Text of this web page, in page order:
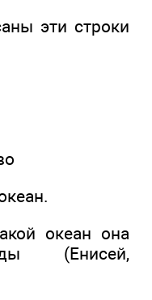
эти строки
океан она
(Енисей,